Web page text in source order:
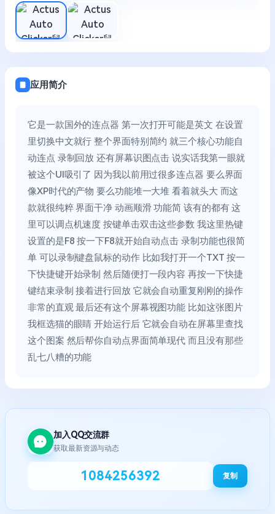
应用简介
它是一款国外的连点器 第一次打开可能是英文 在设置
里切换中文就行 整个界面特别简约 就三个核心功能自
动连点 录制回放 还有屏幕识图点击 说实话我第一眼就
被这个UI吸引了 因为我以前用过很多连点器 要么界面
像XP时代的产物 要么功能堆一大堆 看着就头大 而这
款就很纯粹 界面干净 动画顺滑 功能简 该有的都有 这
里可以调点机速度 按键单击双击这些参数 我这里热键
设置的是F8 按一下F8就开始自动点击 录制功能也很简
单 可以录制键盘鼠标的动作 比如我打开一个TXT 按一
下快捷键开始录制 然后随便打一段内容 再按一下快捷
键结束录制 接着进行回放 它就会自动重复刚刚的操作
非常的直观 最后还有这个屏幕视图功能 比如这张图片
我框选猫的眼睛 开始运行后 它就会自动在屏幕里查找
这个图案 然后帮你自动点界面简单现代 而且没有那些
乱七八糟的功能
加入QQ交流群
获取最新资源与动态
1084256392 复制